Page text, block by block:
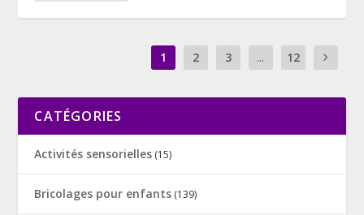
1 2 3 ... 12
CATÉGORIES
Activités sensorielles (15)
Bricolages pour enfants (139)